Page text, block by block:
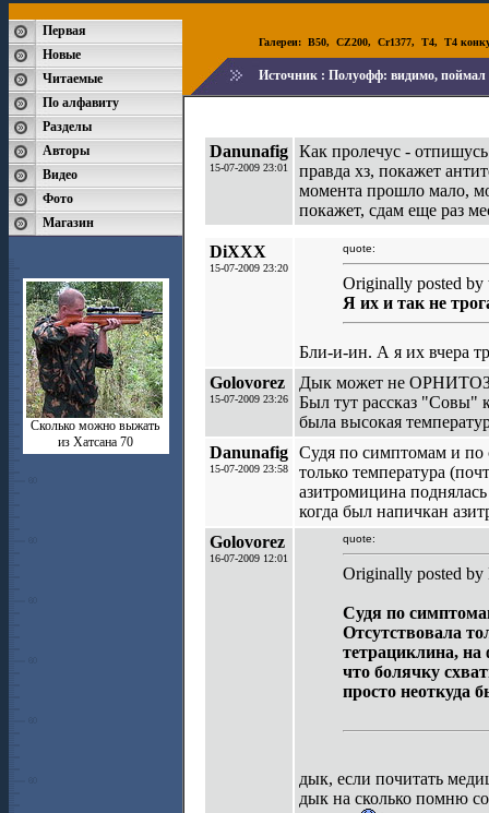
Первая
Новые
Читаемые
По алфавиту
Разделы
Авторы
Видео
Фото
Магазин
Сколько можно выжать
из Хатсана 70
Галереи: B50, CZ200, Cr1377, T4, T4
Источник : Полуофф: видимо, поймал
Danunafig
15-07-2009 23:01
Как пролечус -
правда хз, покажет
момента прошло мало,
покажет, сдам еще раз
DiXXX
15-07-2009 23:20
quote:
Originally posted by
Я их и так не
Бли-и-ин. А я их вчера
Golovorez
15-07-2009 23:26
Дык может не
Был тут рассказ "Совы"
была высокая
Danunafig
15-07-2009 23:58
Судя по симптомам и по
только температура
азитромицина
когда был напичкан
Golovorez
16-07-2009 12:01
quote:
Originally posted by
Судя по
Отсутствовала
тетрациклина, на
что болячку
просто неоткуда
дык, если почитать
дык на сколько помню